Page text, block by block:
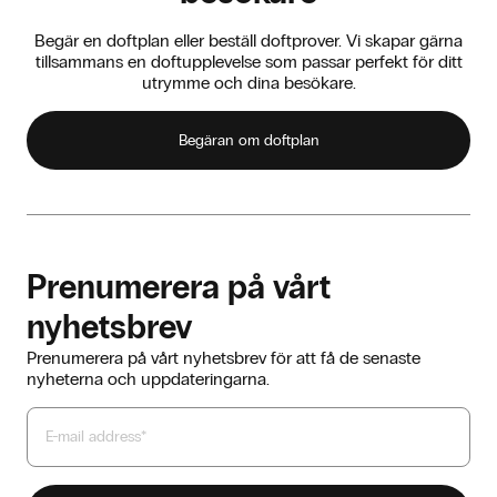
Begär en doftplan eller beställ doftprover. Vi skapar gärna
tillsammans en doftupplevelse som passar perfekt för ditt
utrymme och dina besökare.
Begäran om doftplan
Prenumerera på vårt
nyhetsbrev
Prenumerera på vårt nyhetsbrev för att få de senaste
nyheterna och uppdateringarna.